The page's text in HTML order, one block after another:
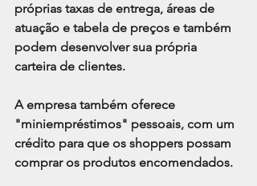
próprias taxas de entrega, áreas de
atuação e tabela de preços e também
podem desenvolver sua própria
carteira de clientes.
A empresa também oferece
"miniempréstimos" pessoais, com um
crédito para que os shoppers possam
comprar os produtos encomendados.